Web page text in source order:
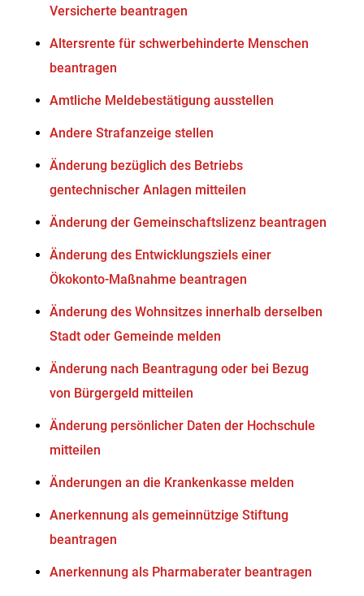
Versicherte beantragen
Altersrente für schwerbehinderte Menschen
beantragen
Amtliche Meldebestätigung ausstellen
Andere Strafanzeige stellen
Änderung bezüglich des Betriebs
gentechnischer Anlagen mitteilen
Änderung der Gemeinschaftslizenz beantragen
Änderung des Entwicklungsziels einer
Ökokonto-Maßnahme beantragen
Änderung des Wohnsitzes innerhalb derselben
Stadt oder Gemeinde melden
Änderung nach Beantragung oder bei Bezug
von Bürgergeld mitteilen
Änderung persönlicher Daten der Hochschule
mitteilen
Änderungen an die Krankenkasse melden
Anerkennung als gemeinnützige Stiftung
beantragen
Anerkennung als Pharmaberater beantragen